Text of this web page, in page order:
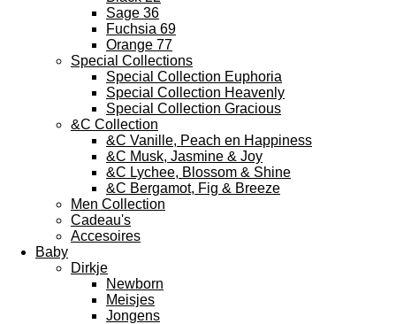
Sage 36
Fuchsia 69
Orange 77
Special Collections
Special Collection Euphoria
Special Collection Heavenly
Special Collection Gracious
&C Collection
&C Vanille, Peach en Happiness
&C Musk, Jasmine & Joy
&C Lychee, Blossom & Shine
&C Bergamot, Fig & Breeze
Men Collection
Cadeau's
Accesoires
Baby
Dirkje
Newborn
Meisjes
Jongens